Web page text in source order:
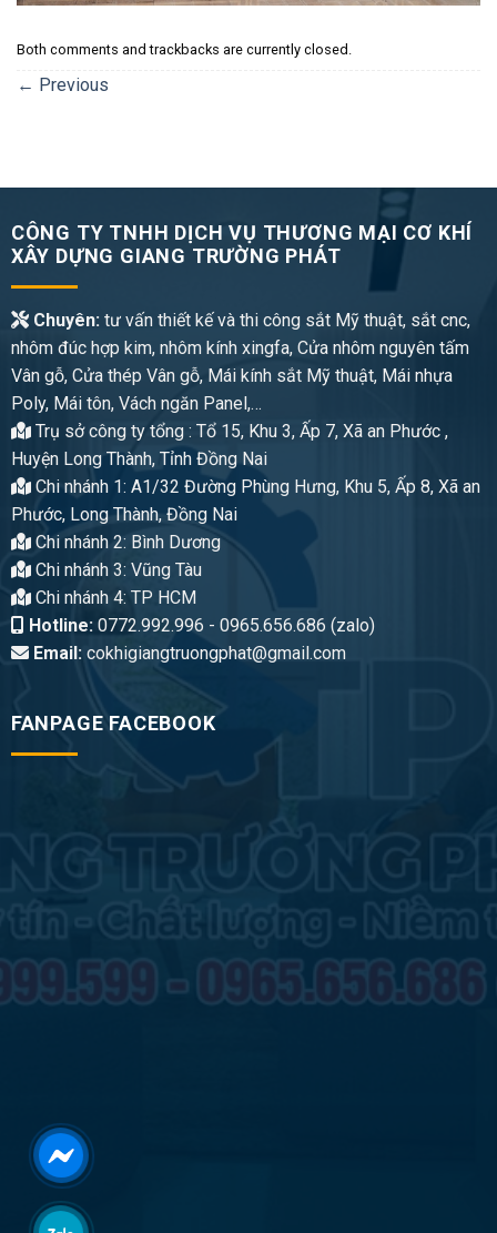
Both comments and trackbacks are currently closed.
← Previous
CÔNG TY TNHH DỊCH VỤ THƯƠNG MẠI CƠ KHÍ
XÂY DỰNG GIANG TRƯỜNG PHÁT
Chuyên:tư vấn thiết kế và thi công sắt Mỹ thuật, sắt cnc,
nhôm đúc hợp kim, nhôm kính xingfa, Cửa nhôm nguyên tấm
Vân gỗ, Cửa thép Vân gỗ, Mái kính sắt Mỹ thuật, Mái nhựa
Poly, Mái tôn, Vách ngăn Panel,…
Trụ sở công ty tổng : Tổ 15, Khu 3, Ấp 7, Xã an Phước ,
Huyện Long Thành, Tỉnh Đồng Nai
Chi nhánh 1: A1/32 Đường Phùng Hưng, Khu 5, Ấp 8, Xã an
Phước, Long Thành, Đồng Nai
Chi nhánh 2: Bình Dương
Chi nhánh 3: Vũng Tàu
Chi nhánh 4: TP HCM
Hotline:0772.992.996 - 0965.656.686 (zalo)
Email:cokhigiangtruongphat@gmail.com
FANPAGE FACEBOOK